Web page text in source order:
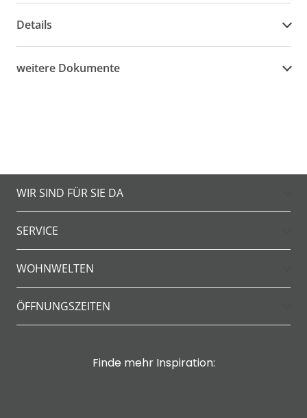
Details
weitere Dokumente
WIR SIND FÜR SIE DA
SERVICE
WOHNWELTEN
ÖFFNUNGSZEITEN
Finde mehr Inspiration: